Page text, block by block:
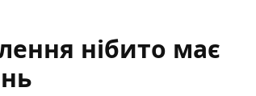
нібито має